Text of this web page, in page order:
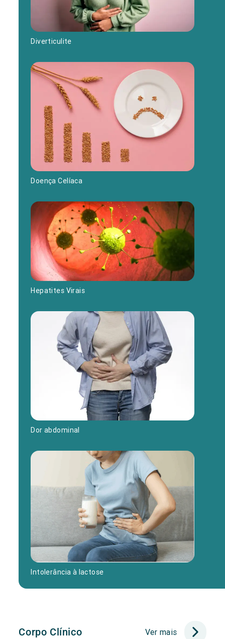
Diverticulite
Doença Celíaca
Hepatites Virais
Dor abdominal
Intolerância à lactose
Corpo Clínico Ver mais